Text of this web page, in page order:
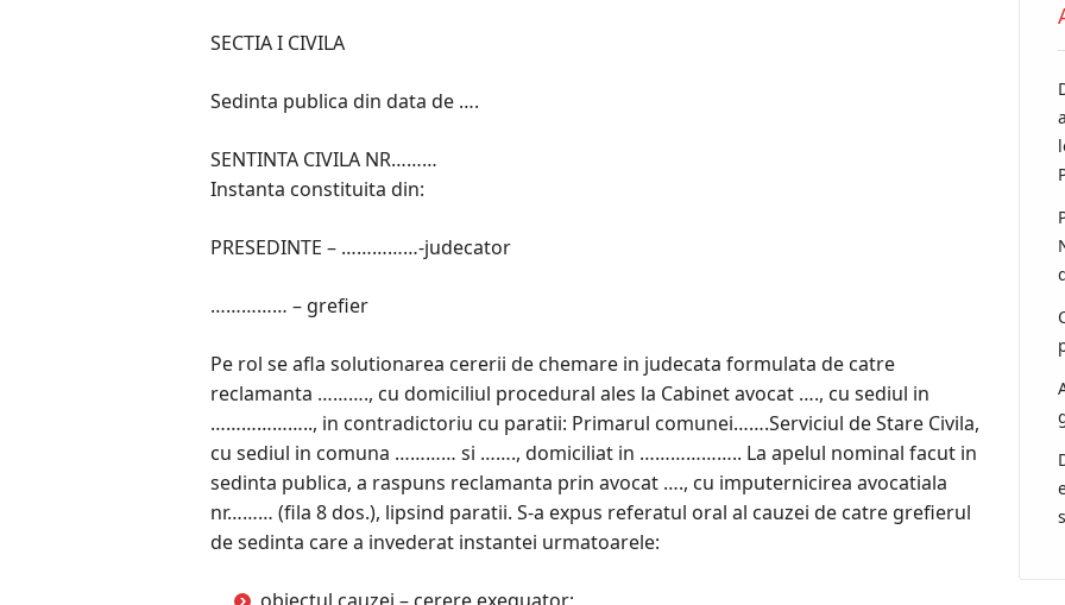
SECTIA I CIVILA
Sedinta publica din data de ….
SENTINTA CIVILA NR………
Instanta constituita din:
PRESEDINTE – ……………-judecator
…………… – grefier
Pe rol se afla solutionarea cererii de chemare in judecata formulata de catre
reclamanta ………., cu domiciliul procedural ales la Cabinet avocat …., cu sediul in
……………….., in contradictoriu cu paratii: Primarul comunei…….Serviciul de Stare Civila,
cu sediul in comuna ………… si ……., domiciliat in ……………….. La apelul nominal facut in
sedinta publica, a raspuns reclamanta prin avocat …., cu imputernicirea avocatiala
nr……… (fila 8 dos.), lipsind paratii. S-a expus referatul oral al cauzei de catre grefierul
de sedinta care a invederat instantei urmatoarele: